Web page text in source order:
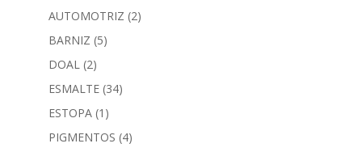
AUTOMOTRIZ (2)
BARNIZ (5)
DOAL (2)
ESMALTE (34)
ESTOPA (1)
PIGMENTOS (4)